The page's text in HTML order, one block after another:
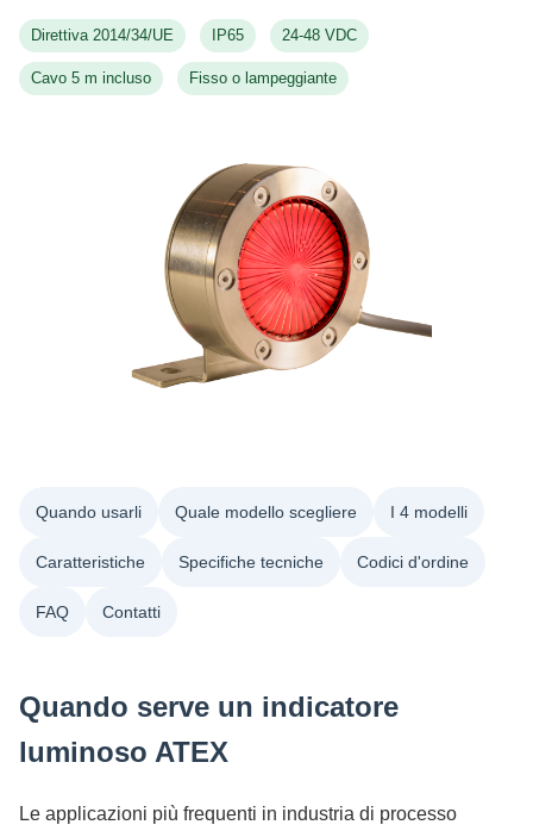
Direttiva 2014/34/UE IP65 24-48 VDC
Cavo 5 m incluso Fisso o lampeggiante
Quando usarli Quale modello scegliere I 4 modelli
Caratteristiche Specifiche tecniche Codici d'ordine
FAQ Contatti
Quando serve un indicatore
luminoso ATEX
Le applicazioni più frequenti in industria di processo